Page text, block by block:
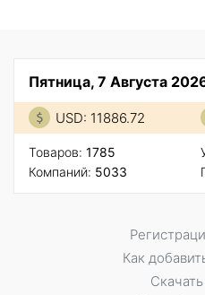
Пятница, 7 Августа
USD: 11886.72
Товаров: 1785
Компаний: 5033
Как